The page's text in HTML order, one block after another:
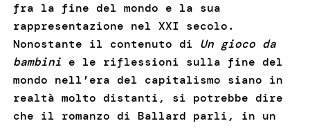
fra la fine del mondo e la sua
rappresentazione nel XXI secolo.
Nonostante il contenuto di Un gioco da
bambini e le riflessioni sulla fine del
mondo nell’era del capitalismo siano in
realtà molto distanti, si potrebbe dire
che il romanzo di Ballard parli, in un